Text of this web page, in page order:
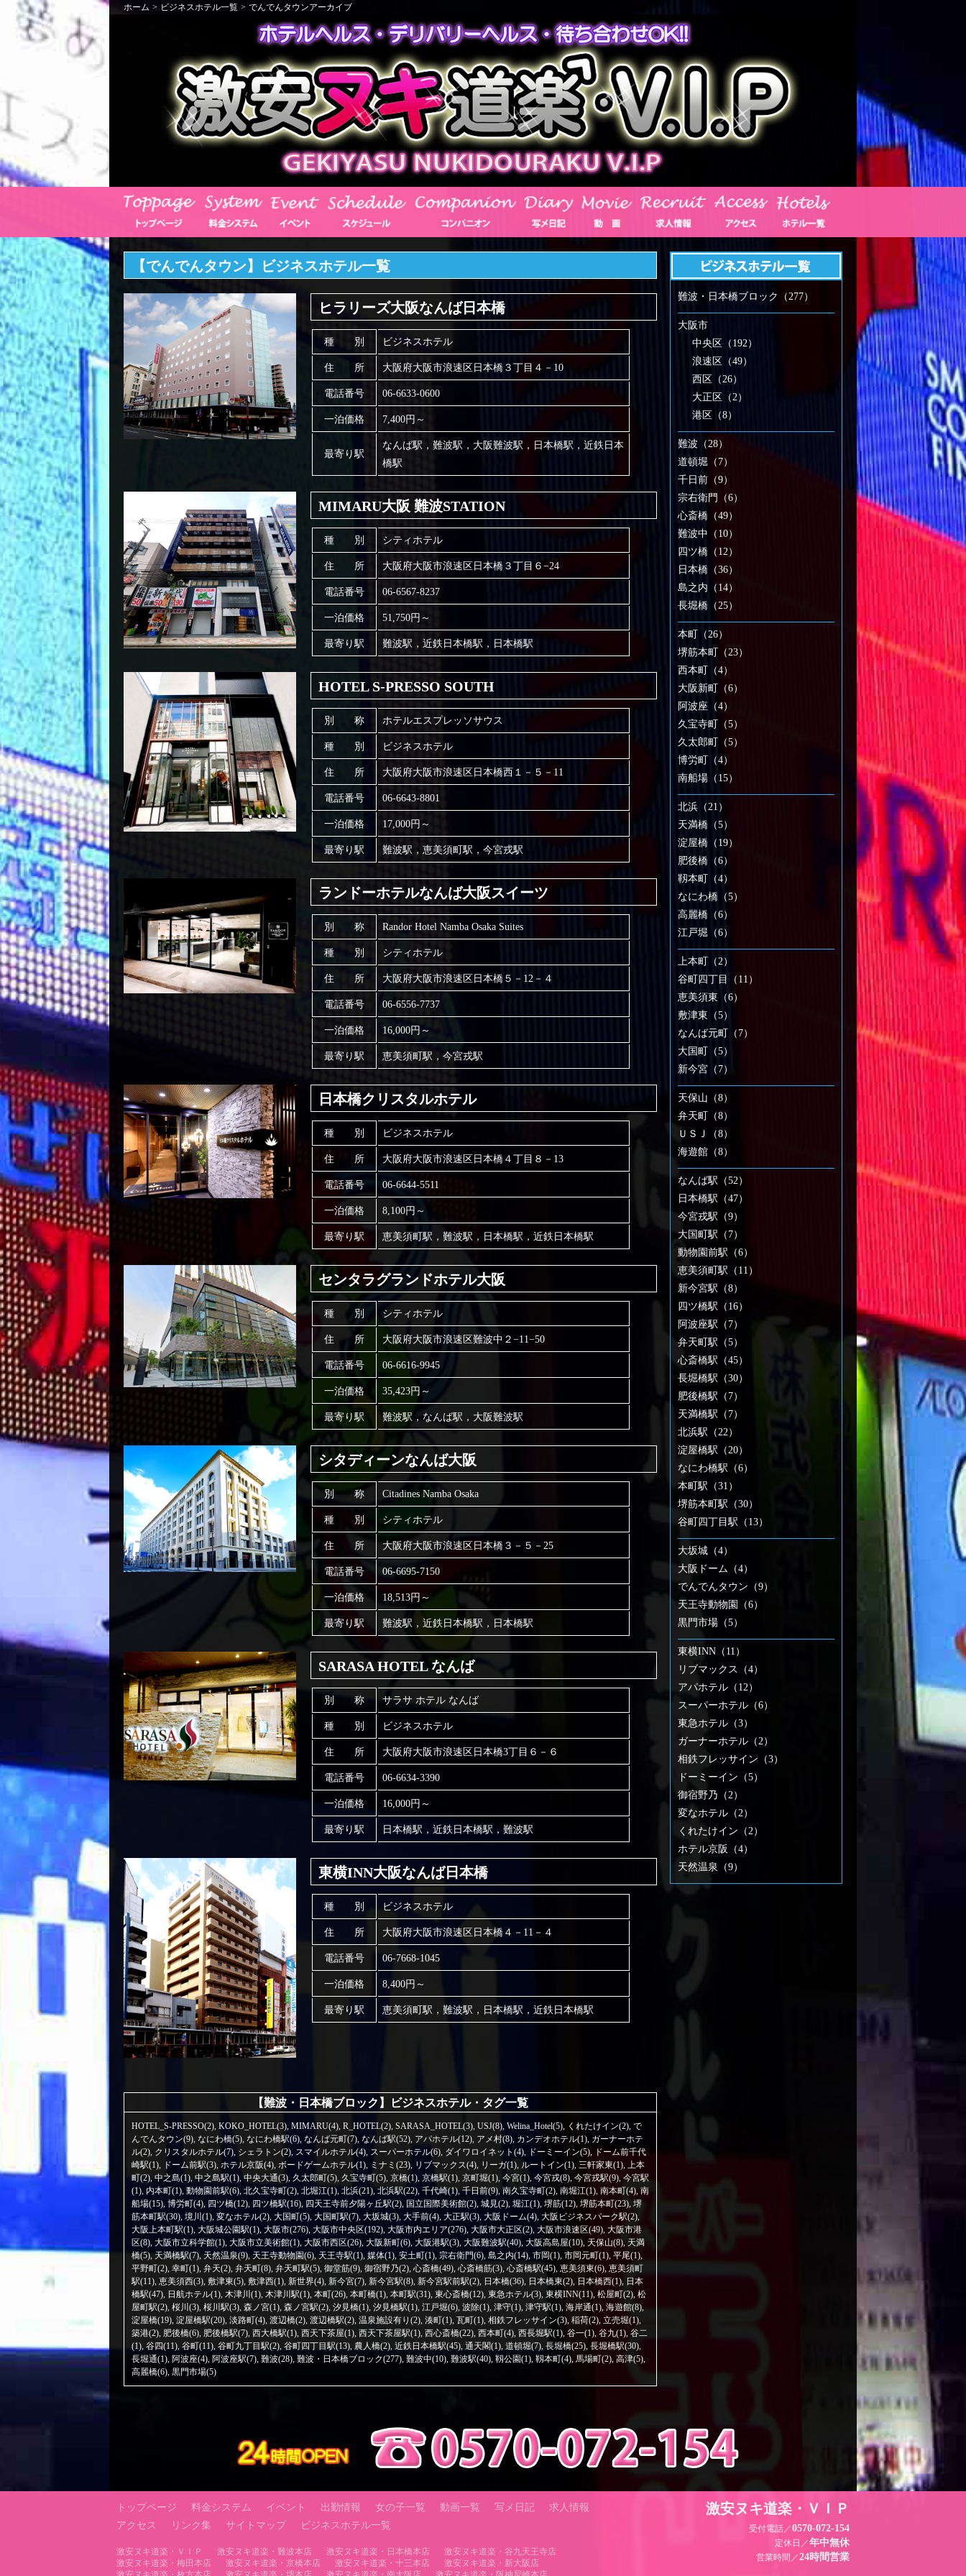
ホーム > ビジネスホテル一覧 > でんでんタウンアーカイブ
【でんでんタウン】ビジネスホテル一覧
ヒラリーズ大阪なんば日本橋
種 別 ビジネスホテル
住 所 大阪府大阪市浪速区日本橋３丁目４－10
電話番号 06-6633-0600
一泊価格 7,400円～
最寄り駅
なんば駅，難波駅，大阪難波駅，日本橋駅，近鉄日本
橋駅
MIMARU大阪 難波STATION
種 別 シティホテル
住 所 大阪府大阪市浪速区日本橋３丁目６−24
電話番号 06-6567-8237
一泊価格 51,750円～
最寄り駅 難波駅，近鉄日本橋駅，日本橋駅
HOTEL S-PRESSO SOUTH
別 称 ホテルエスプレッソサウス
種 別 ビジネスホテル
住 所 大阪府大阪市浪速区日本橋西１－５－11
電話番号 06-6643-8801
一泊価格 17,000円～
最寄り駅 難波駅，恵美須町駅，今宮戎駅
ランドーホテルなんば大阪スイーツ
別 称 Randor Hotel Namba Osaka Suites
種 別 シティホテル
住 所 大阪府大阪市浪速区日本橋５－12－４
電話番号 06-6556-7737
一泊価格 16,000円～
最寄り駅 恵美須町駅，今宮戎駅
日本橋クリスタルホテル
種 別 ビジネスホテル
住 所 大阪府大阪市浪速区日本橋４丁目８－13
電話番号 06-6644-5511
一泊価格 8,100円～
最寄り駅 恵美須町駅，難波駅，日本橋駅，近鉄日本橋駅
センタラグランドホテル大阪
種 別 シティホテル
住 所 大阪府大阪市浪速区難波中２−11−50
電話番号 06-6616-9945
一泊価格 35,423円～
最寄り駅 難波駅，なんば駅，大阪難波駅
シタディーンなんば大阪
別 称 Citadines Namba Osaka
種 別 シティホテル
住 所 大阪府大阪市浪速区日本橋３－５－25
電話番号 06-6695-7150
一泊価格 18,513円～
最寄り駅 難波駅，近鉄日本橋駅，日本橋駅
SARASA HOTEL なんば
別 称 サラサ ホテル なんば
種 別 ビジネスホテル
住 所 大阪府大阪市浪速区日本橋3丁目６－６
電話番号 06-6634-3390
一泊価格 16,000円～
最寄り駅 日本橋駅，近鉄日本橋駅，難波駅
東横INN大阪なんば日本橋
種 別 ビジネスホテル
住 所 大阪府大阪市浪速区日本橋４－11－４
電話番号 06-7668-1045
一泊価格 8,400円～
最寄り駅 恵美須町駅，難波駅，日本橋駅，近鉄日本橋駅
【難波・日本橋ブロック】ビジネスホテル・タグ一覧
HOTEL_S-PRESSO(2), KOKO_HOTEL(3), MIMARU(4), R_HOTEL(2), SARASA_HOTEL(3), USJ(8), Welina_Hotel(5), くれたけイン(2), で
んでんタウン(9), なにわ橋(5), なにわ橋駅(6), なんば元町(7), なんば駅(52), アパホテル(12), アメ村(8), カンデオホテル(1), ガーナーホテ
ル(2), クリスタルホテル(7), シェラトン(2), スマイルホテル(4), スーパーホテル(6), ダイワロイネット(4), ドーミーイン(5), ドーム前千代
崎駅(1), ドーム前駅(3), ホテル京阪(4), ボードゲームホテル(1), ミナミ(23), リブマックス(4), リーガ(1), ルートイン(1), 三軒家東(1), 上本
町(2), 中之島(1), 中之島駅(1), 中央大通(3), 久太郎町(5), 久宝寺町(5), 京橋(1), 京橋駅(1), 京町堀(1), 今宮(1), 今宮戎(8), 今宮戎駅(9), 今宮駅
(1), 内本町(1), 動物園前駅(6), 北久宝寺町(2), 北堀江(1), 北浜(21), 北浜駅(22), 千代崎(1), 千日前(9), 南久宝寺町(2), 南堀江(1), 南本町(4), 南
船場(15), 博労町(4), 四ツ橋(12), 四ツ橋駅(16), 四天王寺前夕陽ヶ丘駅(2), 国立国際美術館(2), 城見(2), 堀江(1), 堺筋(12), 堺筋本町(23), 堺
筋本町駅(30), 境川(1), 変なホテル(2), 大国町(5), 大国町駅(7), 大坂城(3), 大手前(4), 大正駅(3), 大阪ドーム(4), 大阪ビジネスパーク駅(2),
大阪上本町駅(1), 大阪城公園駅(1), 大阪市(276), 大阪市中央区(192), 大阪市内エリア(276), 大阪市大正区(2), 大阪市浪速区(49), 大阪市港
区(8), 大阪市立科学館(1), 大阪市立美術館(1), 大阪市西区(26), 大阪新町(6), 大阪港駅(3), 大阪難波駅(40), 大阪高島屋(10), 天保山(8), 天満
橋(5), 天満橋駅(7), 天然温泉(9), 天王寺動物園(6), 天王寺駅(1), 媒体(1), 安土町(1), 宗右衛門(6), 島之内(14), 市岡(1), 市岡元町(1), 平尾(1),
平野町(2), 幸町(1), 弁天(2), 弁天町(8), 弁天町駅(5), 御堂筋(9), 御宿野乃(2), 心斎橋(49), 心斎橋筋(3), 心斎橋駅(45), 恵美須東(6), 恵美須町
駅(11), 恵美須西(3), 敷津東(5), 敷津西(1), 新世界(4), 新今宮(7), 新今宮駅(8), 新今宮駅前駅(2), 日本橋(36), 日本橋東(2), 日本橋西(1), 日本
橋駅(47), 日航ホテル(1), 木津川(1), 木津川駅(1), 本町(26), 本町橋(1), 本町駅(31), 東心斎橋(12), 東急ホテル(3), 東横INN(11), 松屋町(2), 松
屋町駅(2), 桜川(3), 桜川駅(3), 森ノ宮(1), 森ノ宮駅(2), 汐見橋(1), 汐見橋駅(1), 江戸堀(6), 波除(1), 津守(1), 津守駅(1), 海岸通(1), 海遊館(8),
淀屋橋(19), 淀屋橋駅(20), 淡路町(4), 渡辺橋(2), 渡辺橋駅(2), 温泉施設有り(2), 湊町(1), 瓦町(1), 相鉄フレッサイン(3), 稲荷(2), 立売堀(1),
築港(2), 肥後橋(6), 肥後橋駅(7), 西大橋駅(1), 西天下茶屋(1), 西天下茶屋駅(1), 西心斎橋(22), 西本町(4), 西長堀駅(1), 谷一(1), 谷九(1), 谷二
(1), 谷四(11), 谷町(11), 谷町九丁目駅(2), 谷町四丁目駅(13), 農人橋(2), 近鉄日本橋駅(45), 通天閣(1), 道頓堀(7), 長堀橋(25), 長堀橋駅(30),
長堀通(1), 阿波座(4), 阿波座駅(7), 難波(28), 難波・日本橋ブロック(277), 難波中(10), 難波駅(40), 靱公園(1), 靱本町(4), 馬場町(2), 高津(5),
高麗橋(6), 黒門市場(5)
難波・日本橋ブロック（277）
大阪市
中央区（192）
浪速区（49）
西区（26）
大正区（2）
港区（8）
難波（28）
道頓堀（7）
千日前（9）
宗右衛門（6）
心斎橋（49）
難波中（10）
四ツ橋（12）
日本橋（36）
島之内（14）
長堀橋（25）
本町（26）
堺筋本町（23）
西本町（4）
大阪新町（6）
阿波座（4）
久宝寺町（5）
久太郎町（5）
博労町（4）
南船場（15）
北浜（21）
天満橋（5）
淀屋橋（19）
肥後橋（6）
靱本町（4）
なにわ橋（5）
高麗橋（6）
江戸堀（6）
上本町（2）
谷町四丁目（11）
恵美須東（6）
敷津東（5）
なんば元町（7）
大国町（5）
新今宮（7）
天保山（8）
弁天町（8）
ＵＳＪ（8）
海遊館（8）
なんば駅（52）
日本橋駅（47）
今宮戎駅（9）
大国町駅（7）
動物園前駅（6）
恵美須町駅（11）
新今宮駅（8）
四ツ橋駅（16）
阿波座駅（7）
弁天町駅（5）
心斎橋駅（45）
長堀橋駅（30）
肥後橋駅（7）
天満橋駅（7）
北浜駅（22）
淀屋橋駅（20）
なにわ橋駅（6）
本町駅（31）
堺筋本町駅（30）
谷町四丁目駅（13）
大坂城（4）
大阪ドーム（4）
でんでんタウン（9）
天王寺動物園（6）
黒門市場（5）
東横INN（11）
リブマックス（4）
アパホテル（12）
スーパーホテル（6）
東急ホテル（3）
ガーナーホテル（2）
相鉄フレッサイン（3）
ドーミーイン（5）
御宿野乃（2）
変なホテル（2）
くれたけイン（2）
ホテル京阪（4）
天然温泉（9）
トップページ 料金システム イベント 出勤情報 女の子一覧 動画一覧 写メ日記
求人情報
アクセス
リンク集 サイトマップ ビジネスホテル一覧
激安ヌキ道楽・ＶＩＰ 激安ヌキ道楽・難波本店 激安ヌキ道楽・日本橋本店
激安ヌキ道楽・谷九天王寺店
激安ヌキ道楽・梅田本店
激安ヌキ道楽・京橋本店 激安ヌキ道楽・十三本店
激安ヌキ道楽・新大阪店
激安ヌキ道楽・ＶＩＰ
受付電話／0570-072-154
定休日／年中無休
営業時間／24時間営業